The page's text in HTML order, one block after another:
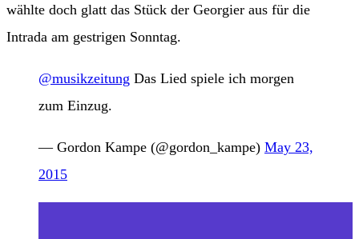
wählte doch glatt das Stück der Georgier aus für die
Intrada am gestrigen Sonntag.
@musikzeitung Das Lied spiele ich morgen
zum Einzug.
— Gordon Kampe (@gordon_kampe) May 23,
2015